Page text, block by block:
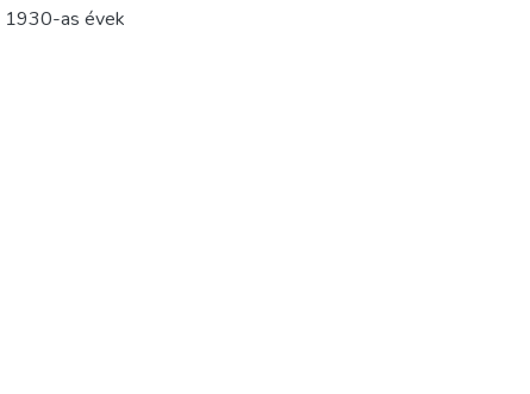
1930-as évek